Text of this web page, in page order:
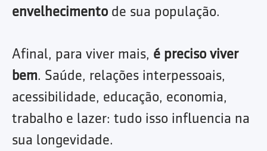
envelhecimento de sua população.
Afinal, para viver mais, é preciso viver
bem. Saúde, relações interpessoais,
acessibilidade, educação, economia,
trabalho e lazer: tudo isso influencia na
sua longevidade.